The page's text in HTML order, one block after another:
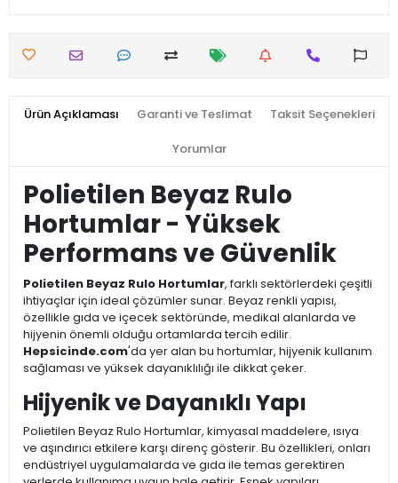
Ürün Açıklaması Garanti ve Teslimat Taksit Seçenekleri
Yorumlar
Polietilen Beyaz Rulo
Hortumlar - Yüksek
Performans ve Güvenlik
Polietilen Beyaz Rulo Hortumlar, farklı sektörlerdeki çeşitli
ihtiyaçlar için ideal çözümler sunar. Beyaz renkli yapısı,
özellikle gıda ve içecek sektöründe, medikal alanlarda ve
hijyenin önemli olduğu ortamlarda tercih edilir.
Hepsicinde.com'da yer alan bu hortumlar, hijyenik kullanım
sağlaması ve yüksek dayanıklılığı ile dikkat çeker.
Hijyenik ve Dayanıklı Yapı
Polietilen Beyaz Rulo Hortumlar, kimyasal maddelere, ısıya
ve aşındırıcı etkilere karşı direnç gösterir. Bu özellikleri, onları
endüstriyel uygulamalarda ve gıda ile temas gerektiren